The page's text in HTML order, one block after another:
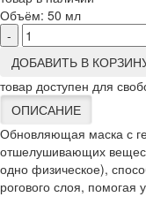
Объём: 50 мл
-
ДОБАВИТЬ В
товар доступен для
ОПИСАНИЕ
Обновляющая маска с
отшелушивающих
одно физическое),
рогового слоя, помогая